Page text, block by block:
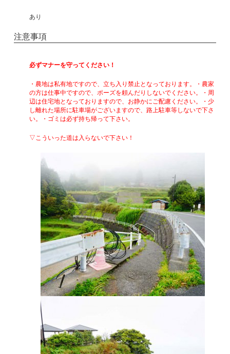
あり
注意事項
必ずマナーを守ってください！
・農地は私有地ですので、立ち入り禁止となっております。
・農家
の方は仕事中ですので、ポーズを頼んだりしないでください。
・周
辺は住宅地となっておりますので、お静かにご配慮ください。
・少
し離れた場所に駐車場がございますので、路上駐車等しないで下さ
い。
・ゴミは必ず持ち帰って下さい。
▽こういった道は入らないで下さい！